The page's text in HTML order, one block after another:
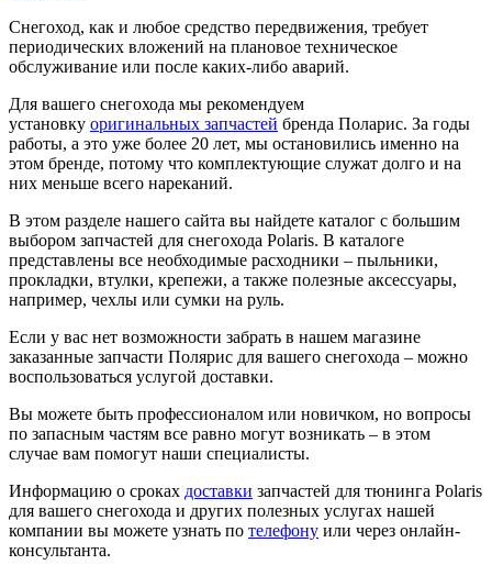
Снегоход, как и любое средство передвижения, требует
периодических вложений на плановое техническое
обслуживание или после каких-либо аварий.
Для вашего снегохода мы рекомендуем
установку оригинальных запчастей бренда Поларис. За годы
работы, а это уже более 20 лет, мы остановились именно на
этом бренде, потому что комплектующие служат долго и на
них меньше всего нареканий.
В этом разделе нашего сайта вы найдете каталог с большим
выбором запчастей для снегохода Polaris. В каталоге
представлены все необходимые расходники – пыльники,
прокладки, втулки, крепежи, а также полезные аксессуары,
например, чехлы или сумки на руль.
Если у вас нет возможности забрать в нашем магазине
заказанные запчасти Полярис для вашего снегохода – можно
воспользоваться услугой доставки.
Вы можете быть профессионалом или новичком, но вопросы
по запасным частям все равно могут возникать – в этом
случае вам помогут наши специалисты.
Информацию о сроках доставки запчастей для тюнинга Polaris
для вашего снегохода и других полезных услугах нашей
компании вы можете узнать по телефону или через онлайн-
консультанта.